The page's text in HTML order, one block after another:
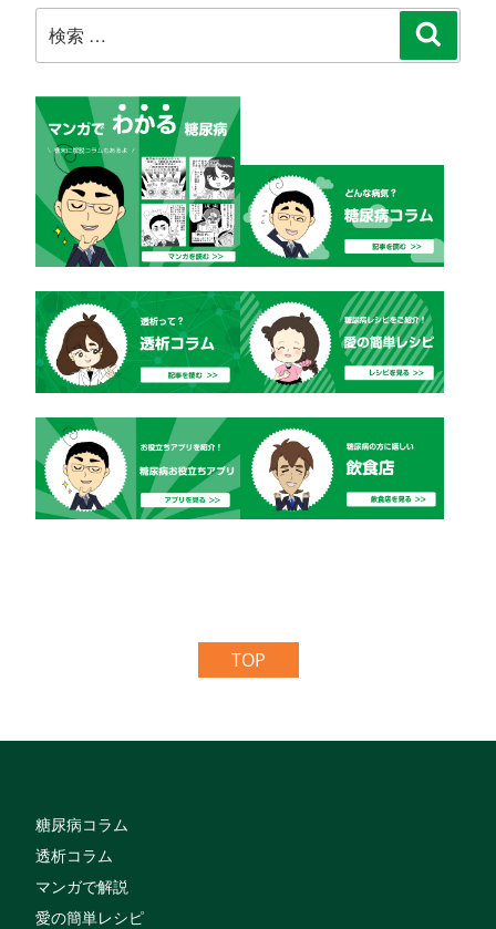
検
索:
TOP
糖尿病コラム
透析コラム
マンガで解説
愛の簡単レシピ